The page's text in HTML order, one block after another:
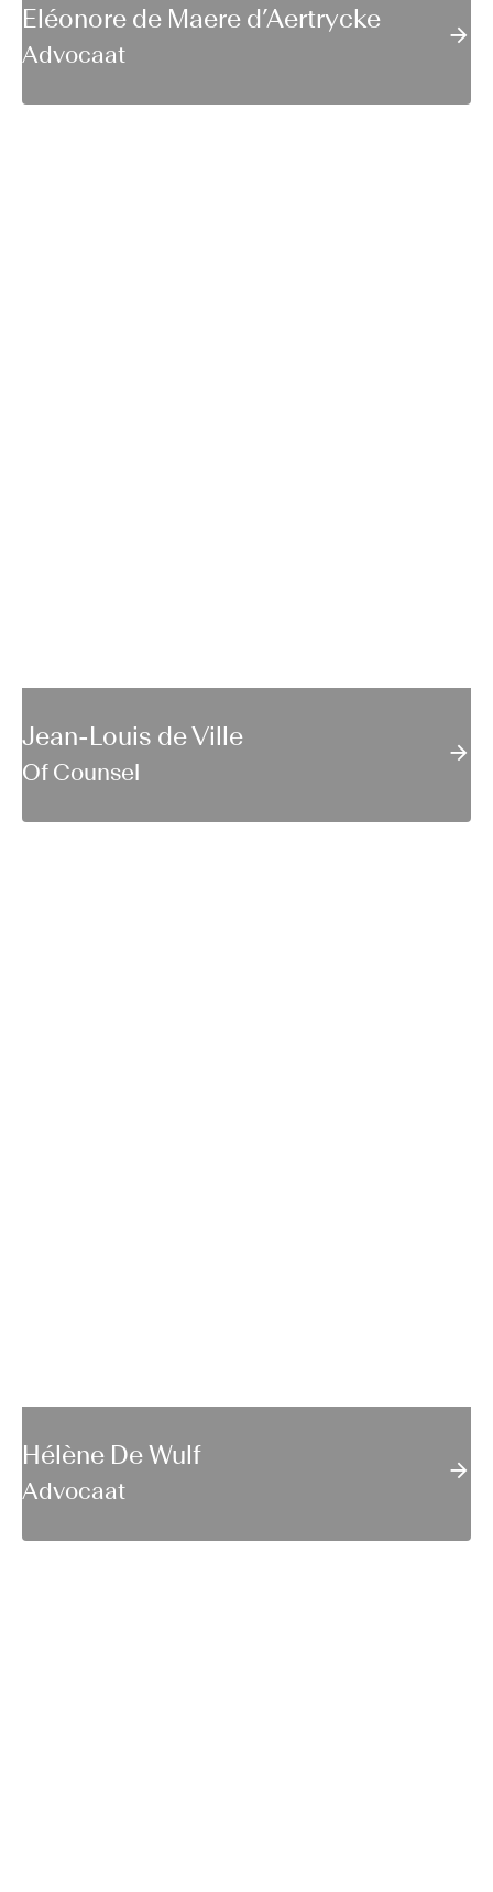
Eléonore de Maere d’Aertrycke
Advocaat
Jean-Louis de Ville
Of Counsel
Hélène De Wulf
Advocaat